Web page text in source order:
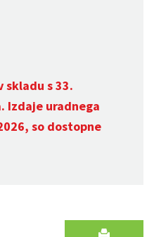
skladu s 33.
Izdaje uradnega
so dostopne